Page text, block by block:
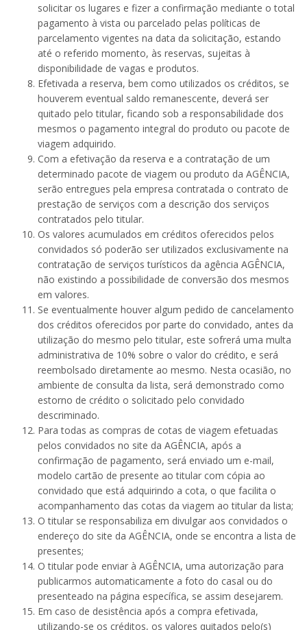
solicitar os lugares e fizer a confirmação mediante o total
pagamento à vista ou parcelado pelas políticas de
parcelamento vigentes na data da solicitação, estando
até o referido momento, às reservas, sujeitas à
disponibilidade de vagas e produtos.
Efetivada a reserva, bem como utilizados os créditos, se
houverem eventual saldo remanescente, deverá ser
quitado pelo titular, ficando sob a responsabilidade dos
mesmos o pagamento integral do produto ou pacote de
viagem adquirido.
Com a efetivação da reserva e a contratação de um
determinado pacote de viagem ou produto da AGÊNCIA,
serão entregues pela empresa contratada o contrato de
prestação de serviços com a descrição dos serviços
contratados pelo titular.
Os valores acumulados em créditos oferecidos pelos
convidados só poderão ser utilizados exclusivamente na
contratação de serviços turísticos da agência AGÊNCIA,
não existindo a possibilidade de conversão dos mesmos
em valores.
Se eventualmente houver algum pedido de cancelamento
dos créditos oferecidos por parte do convidado, antes da
utilização do mesmo pelo titular, este sofrerá uma multa
administrativa de 10% sobre o valor do crédito, e será
reembolsado diretamente ao mesmo. Nesta ocasião, no
ambiente de consulta da lista, será demonstrado como
estorno de crédito o solicitado pelo convidado
descriminado.
Para todas as compras de cotas de viagem efetuadas
pelos convidados no site da AGÊNCIA, após a
confirmação de pagamento, será enviado um e-mail,
modelo cartão de presente ao titular com cópia ao
convidado que está adquirindo a cota, o que facilita o
acompanhamento das cotas da viagem ao titular da lista;
O titular se responsabiliza em divulgar aos convidados o
endereço do site da AGÊNCIA, onde se encontra a lista de
presentes;
O titular pode enviar à AGÊNCIA, uma autorização para
publicarmos automaticamente a foto do casal ou do
presenteado na página específica, se assim desejarem.
Em caso de desistência após a compra efetivada,
utilizando-se os créditos, os valores quitados pelo(s)